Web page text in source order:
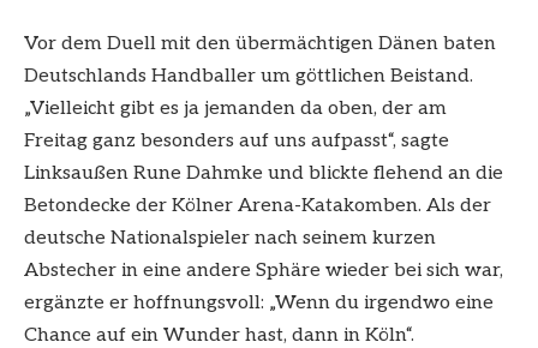
Vor dem Duell mit den übermächtigen Dänen baten
Deutschlands Handballer um göttlichen Beistand.
„Vielleicht gibt es ja jemanden da oben, der am
Freitag ganz besonders auf uns aufpasst“, sagte
Linksaußen Rune Dahmke und blickte flehend an die
Betondecke der Kölner Arena-Katakomben. Als der
deutsche Nationalspieler nach seinem kurzen
Abstecher in eine andere Sphäre wieder bei sich war,
ergänzte er hoffnungsvoll: „Wenn du irgendwo eine
Chance auf ein Wunder hast, dann in Köln“.